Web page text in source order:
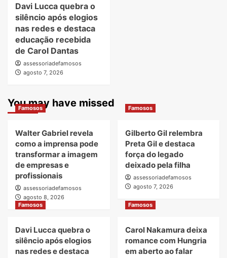
Davi Lucca quebra o
silêncio após elogios
nas redes e destaca
educação recebida
de Carol Dantas
assessoriadefamosos
agosto 7, 2026
You may have missed
Famosos
Walter Gabriel revela
como a imprensa pode
transformar a imagem
de empresas e
profissionais
assessoriadefamosos
agosto 8, 2026
Famosos
Gilberto Gil relembra
Preta Gil e destaca
força do legado
deixado pela filha
assessoriadefamosos
agosto 7, 2026
Famosos
Davi Lucca quebra o
silêncio após elogios
nas redes e destaca
Famosos
Carol Nakamura deixa
romance com Hungria
em aberto ao falar